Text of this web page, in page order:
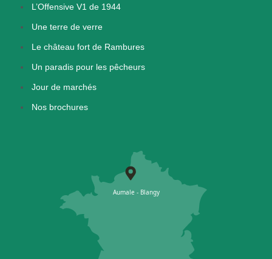
L’Offensive V1 de 1944
Une terre de verre
Le château fort de Rambures
Un paradis pour les pêcheurs
Jour de marchés
Nos brochures